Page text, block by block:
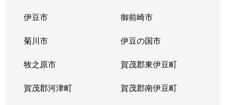
伊豆市 御前崎市
菊川市 伊豆の国市
牧之原市 賀茂郡東伊豆町
賀茂郡河津町 賀茂郡南伊豆町